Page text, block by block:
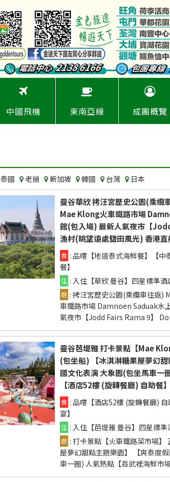
中國飛機 東南亞線 成團概覽
泰國 老撾 新加坡 韓國 台灣 日本
曼谷華欣 拷汪宮歷史公園(乘
Mae Klong火車鐵路市場
館(包入場) 最新人氣夜市【
漁村(眺望遠處鹽田風光) 香港
食 : 品嚐【地道泰式海鮮餐】【
餐】
住 : 入住【華欣 曼谷】四星標準酒
遊 : 拷汪宮歷史公園(乘纜車往返
車鐵路市場 Damnoen Saduak水
氣夜市【Jodd Fairs Rama 9】
曼谷芭堤雅 打卡景點【Mae
(包坐船) 【冰淇淋糖果屋夢幻
國文化表演 大象園(包坐馬車一
【酒店52樓 (旋轉餐廳) 自助餐
食 : 品嚐【酒店52樓 (旋轉餐廳)
宴】
住 : 入住【芭堤雅 曼谷】四星標準
遊 : 打卡景點【火車鐵路菜市場
屋夢幻甜點主題樂園】 【爽泰度
車一圈) 人氣熱點【吞武裡海鮮市